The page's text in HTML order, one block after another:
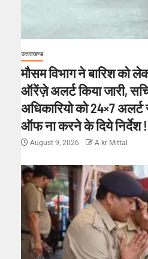
उत्तराखण्ड
मौसम विभाग ने बारिश
ऑरेंज़े अलर्ट किया जारी,
अधिकारियो को 24×7
ऑफ ना करने के दिये निर्देश !
August 9, 2026 A kr Mittal